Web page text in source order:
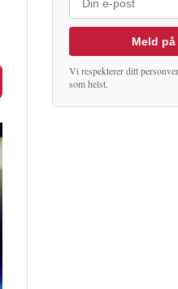
Meld på
Vi respekterer ditt
som helst.